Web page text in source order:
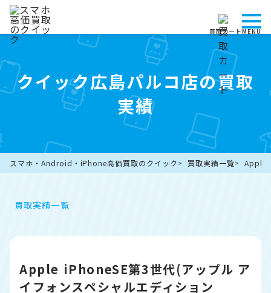
買取カートMENU
クイック広島パルコ店の買取
実績
スマホ・Android・iPhone高価買取のクイック 買取実績一覧 Apple
買取実績一覧
Apple iPhoneSE第3世代(アップル ア
イフォンスペシャルエディション